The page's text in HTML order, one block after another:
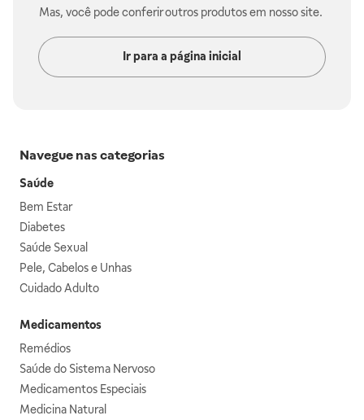
Mas, você pode conferir outros produtos em nosso site.
Ir para a página inicial
Navegue nas categorias
Saúde
Bem Estar
Diabetes
Saúde Sexual
Pele, Cabelos e Unhas
Cuidado Adulto
Medicamentos
Remédios
Saúde do Sistema Nervoso
Medicamentos Especiais
Medicina Natural